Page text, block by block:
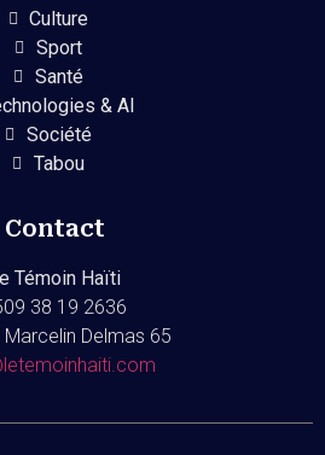
Culture
Sport
Santé
& AI
Société
Tabou
Contact
Témoin Haïti
38 19 2636
Marcelin Delmas 65